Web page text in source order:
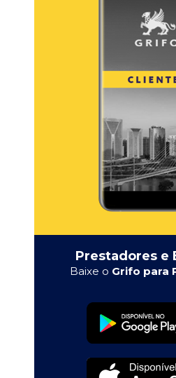
Prestadores e
Baixe o Grifo para